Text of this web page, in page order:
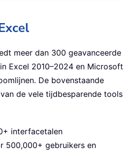
meer dan 300 geavanceerde
Excel 2010–2024 en Microsoft
De bovenstaande
de vele tijdbesparende tools
interfacetalen
500,000+ gebruikers en